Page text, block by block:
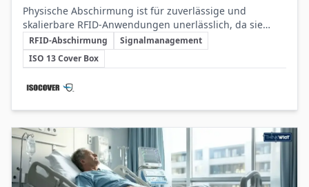
Physische Abschirmung ist für zuverlässige und
skalierbare RFID-Anwendungen unerlässlich, da sie
präzise Signalsteuerung ermöglicht ohne Störungen
anderer drahtloser Systeme.
Schlüsselthemen
RFID-Abschirmung
Signalmanagement
ISO 13 Cover Box
Beteiligte Unternehmen